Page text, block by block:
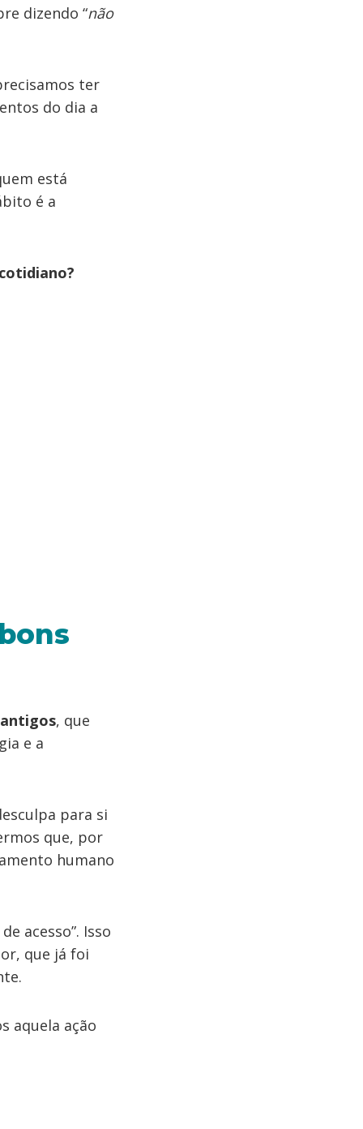
dizendo “não
ter
do dia a
está
é a
, que
e a
para si
que, por
humano
acesso”. Isso
que já foi
aquela ação